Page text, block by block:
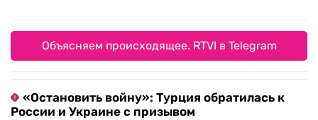
Объясняем происходящее. RTVI в Telegram
«Остановить войну»: Турция обратилась к
России и Украине с призывом